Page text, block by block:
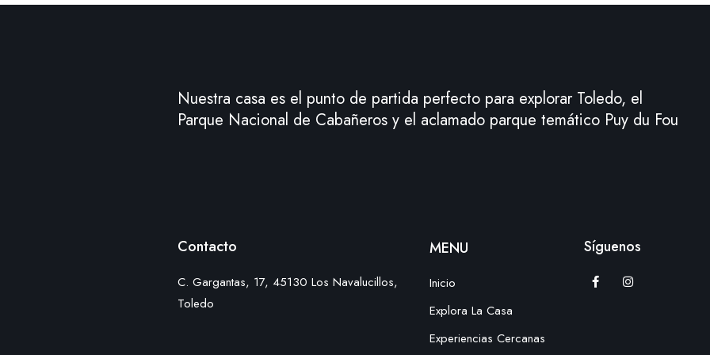
Nuestra casa es el punto de partida perfecto para explorar Toledo, el
Parque Nacional de Cabañeros y el aclamado parque temático Puy du Fou
Contacto
C. Gargantas, 17, 45130 Los Navalucillos,
Toledo
MENU
Inicio
Explora La Casa
Experiencias Cercanas
Síguenos